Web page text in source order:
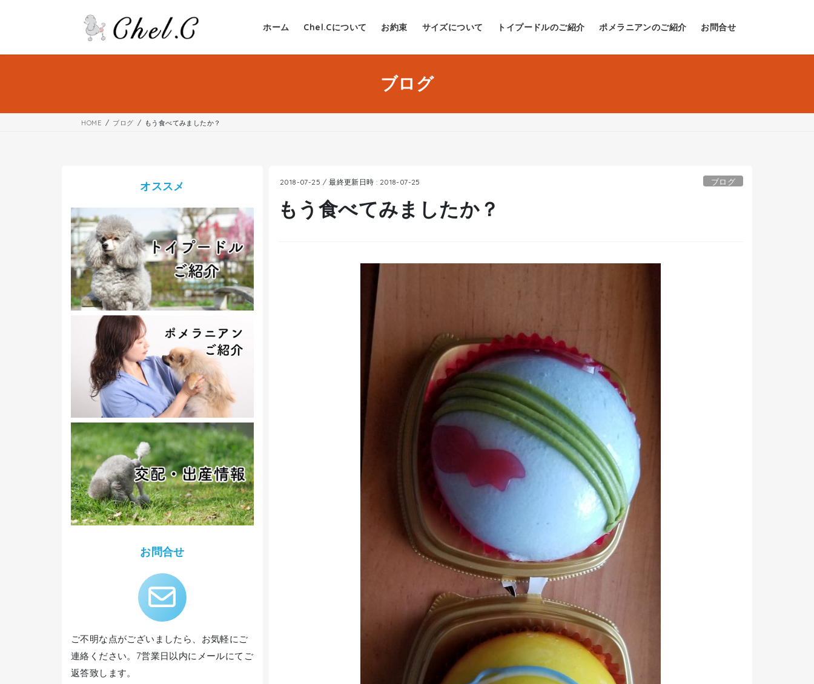
ッ
移
ホーム Chel.Cについて お約束 サイズについて トイプードルのご紹介 ポメラニアンのご紹介 お問合せ
ブログ
HOME ブログ もう食べてみましたか？
2018-07-25 / 最終更新日時 : 2018-07-25 ブログ
もう食べてみましたか？
オススメ
お問合せ
ご不明な点がございましたら、お気軽にご
連絡ください。7営業日以内にメールにてご
返答致します。